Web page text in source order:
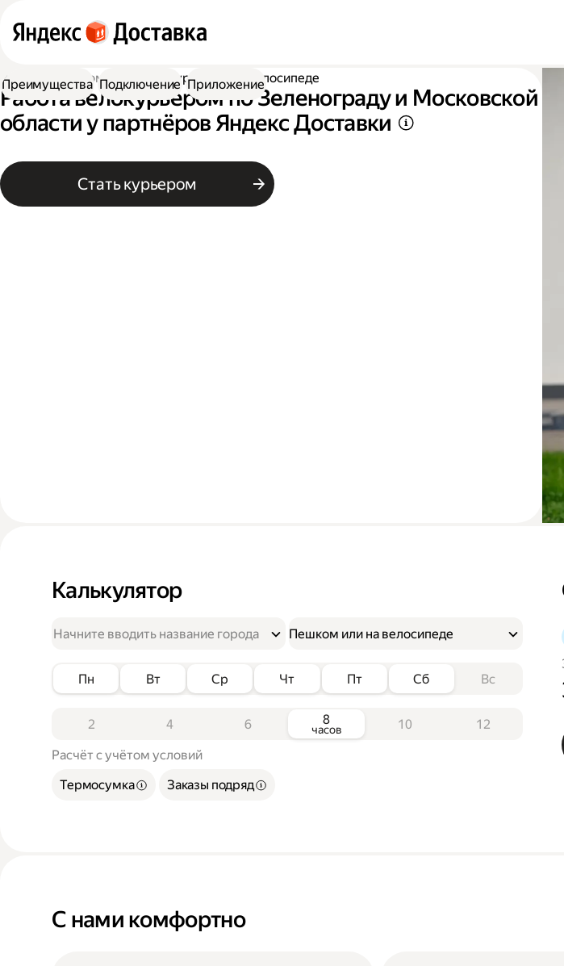
Работа курьером Работа курьером на велосипеде
Работа велокурьером по Зеленограду и Московской
области у партнёров Яндекс Доставки
Стать курьером
Преимущества Подключение Приложение
Калькулятор
Пешком или на велосипеде
Пн Вт Ср Чт Пт Сб Вс
2 4 6 8
часов 10 12
Расчёт с учётом условий
Термосумка
Заказы подряд
С нами комфортно